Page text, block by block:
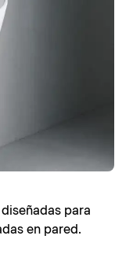
para
en pared.